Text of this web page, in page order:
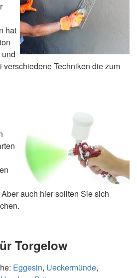
hat
verschiedene Techniken die zum
auch hier sollten Sie sich
Torgelow
Eggesin, Ueckermünde,